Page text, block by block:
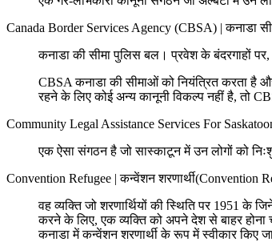
Canada Border Services Agency (CBSA) | कनाडा
कनाडा की सीमा पुलिस बल। प्रवेश के बंदरगाहों
CBSA कनाडा की सीमाओं को नियंत्रित करता है
रहने के लिए कोई अन्य कानूनी विकल्प नहीं है, तो
Community Legal Assistance Services For
एक ऐसा संगठन है जो सास्काटून में उन लोगों को
Convention Refugee | कन्वेंशन शरणार्थी(Convention
वह व्यक्ति जो शरणार्थियों की स्थिति पर 1951 के
करने के लिए, एक व्यक्ति को अपने देश से बाहर होना
कनाडा में कन्वेंशन शरणार्थी के रूप में स्वीकार किए